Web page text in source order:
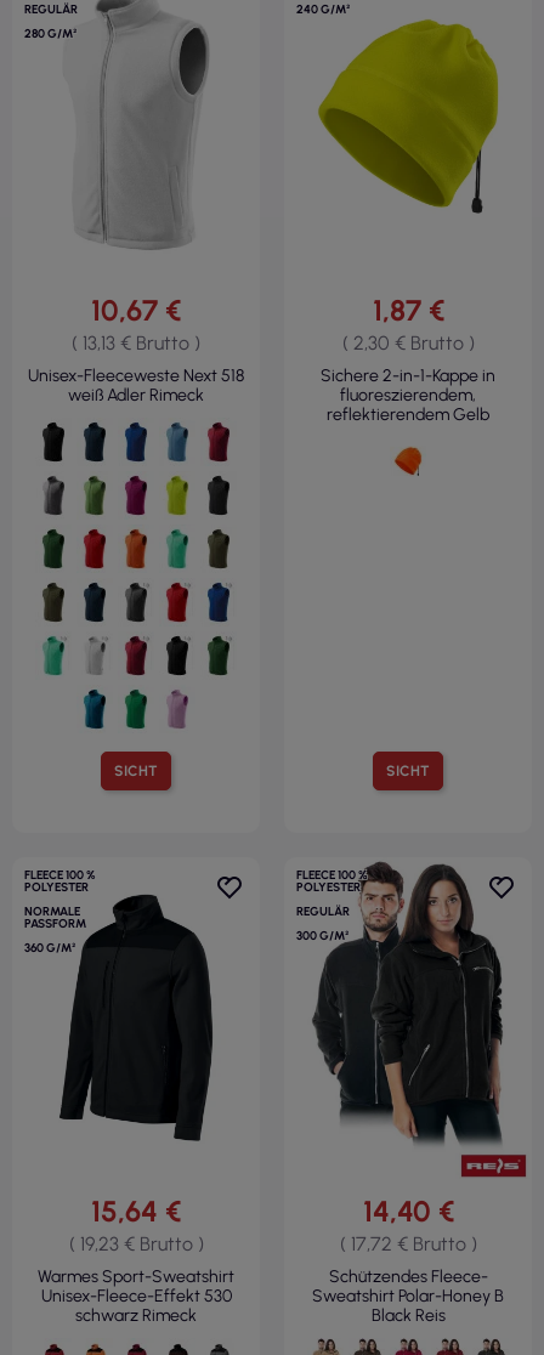
REGULÄR
280 G/M²
SICHT
10,67 €
( 13,13 € Brutto )
Unisex-Fleeceweste Next 518
weiß Adler Rimeck
240 G/M²
SICHT
1,87 €
( 2,30 € Brutto )
Sichere 2-in-1-Kappe in
fluoreszierendem,
reflektierendem Gelb
FLEECE 100 %
POLYESTER
NORMALE
PASSFORM
360 G/M²
15,64 €
( 19,23 € Brutto )
Warmes Sport-Sweatshirt
Unisex-Fleece-Effekt 530
schwarz Rimeck
FLEECE 100 %
POLYESTER
REGULÄR
300 G/M²
14,40 €
( 17,72 € Brutto )
Schützendes Fleece-
Sweatshirt Polar-Honey B
Black Reis